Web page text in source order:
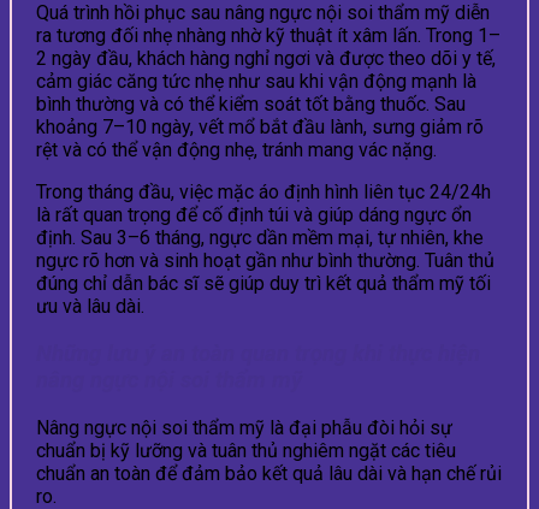
Quá trình hồi phục sau nâng ngực nội soi thẩm mỹ diễn
ra tương đối nhẹ nhàng nhờ kỹ thuật ít xâm lấn. Trong 1–
2 ngày đầu, khách hàng nghỉ ngơi và được theo dõi y tế,
cảm giác căng tức nhẹ như sau khi vận động mạnh là
bình thường và có thể kiểm soát tốt bằng thuốc. Sau
khoảng 7–10 ngày, vết mổ bắt đầu lành, sưng giảm rõ
rệt và có thể vận động nhẹ, tránh mang vác nặng.
Trong tháng đầu, việc mặc áo định hình liên tục 24/24h
là rất quan trọng để cố định túi và giúp dáng ngực ổn
định. Sau 3–6 tháng, ngực dần mềm mại, tự nhiên, khe
ngực rõ hơn và sinh hoạt gần như bình thường. Tuân thủ
đúng chỉ dẫn bác sĩ sẽ giúp duy trì kết quả thẩm mỹ tối
ưu và lâu dài.
Nâng ngực nội soi thẩm mỹ là đại phẫu đòi hỏi sự
chuẩn bị kỹ lưỡng và tuân thủ nghiêm ngặt các tiêu
chuẩn an toàn để đảm bảo kết quả lâu dài và hạn chế rủi
ro.